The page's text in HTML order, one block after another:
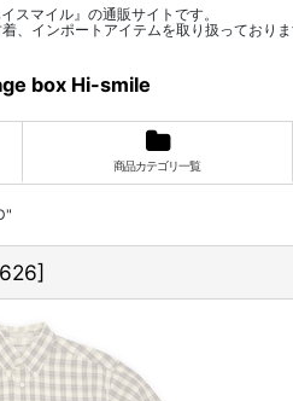
スマイル』の通販サイトです。
、インポートアイテムを取り扱っておりま
box Hi-smile
商品カテゴリ一覧
]